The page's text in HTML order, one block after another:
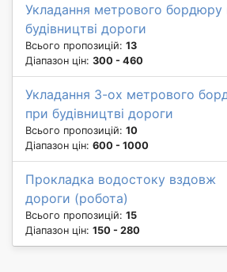
Укладання метрового бордюру
будівництві дороги
Всього пропозицій: 13
Діапазон цін: 300 - 460
Укладання 3-ох метрового
при будівництві дороги
Всього пропозицій: 10
Діапазон цін: 600 - 1000
Прокладка водостоку вздовж
дороги (робота)
Всього пропозицій: 15
Діапазон цін: 150 - 280